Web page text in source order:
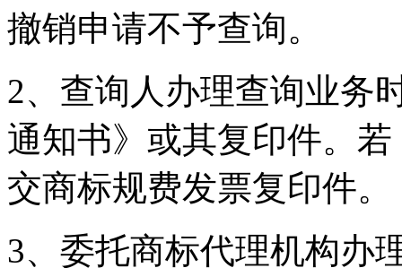
撤销申请不予查询。
2、查询人办理查询业务
通知书》或其复印件。
交商标规费发票复印件。
3、委托商标代理机构办